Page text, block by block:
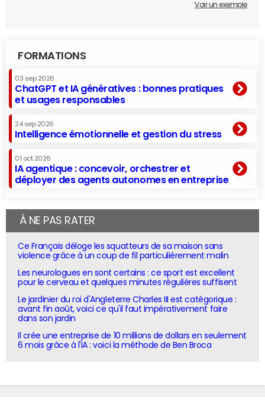
Voir un exemple
FORMATIONS
03 sep 2026
ChatGPT et IA génératives : bonnes pratiques
et usages responsables
24 sep 2026
Intelligence émotionnelle et gestion du stress
01 oct 2026
IA agentique : concevoir, orchestrer et
déployer des agents autonomes en entreprise
À NE PAS RATER
Ce Français déloge les squatteurs de sa maison sans
violence grâce à un coup de fil particulièrement malin
Les neurologues en sont certains : ce sport est excellent
pour le cerveau et quelques minutes régulières suffisent
Le jardinier du roi d'Angleterre Charles III est catégorique :
avant fin août, voici ce qu'il faut impérativement faire
dans son jardin
Il crée une entreprise de 10 millions de dollars en seulement
6 mois grâce à l'IA : voici la méthode de Ben Broca